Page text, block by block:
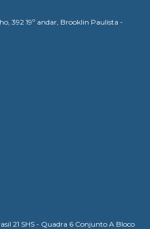
392 19º andar, Brooklin Paulista -
21 SHS - Quadra 6 Conjunto A Bloco